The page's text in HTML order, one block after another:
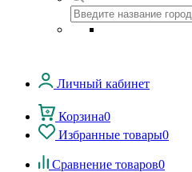
Личный кабинет
Корзина0
Избранные товары0
Сравнение товаров0